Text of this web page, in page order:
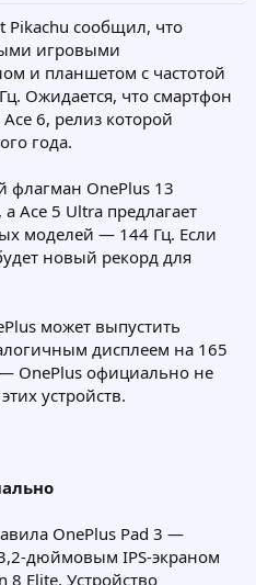
о
и
я
Pikachu сообщил, что
игровыми
и планшетом с частотой
Ожидается, что смартфон
6, релиз которой
года.
OnePlus 13
Ace 5 Ultra предлагает
моделей — 144 Гц. Если
новый рекорд для
может выпустить
дисплеем на 165
— OnePlus официально не
устройств.
OnePlus Pad 3 —
дюймовым IPS-экраном
8 Elite. Устройство